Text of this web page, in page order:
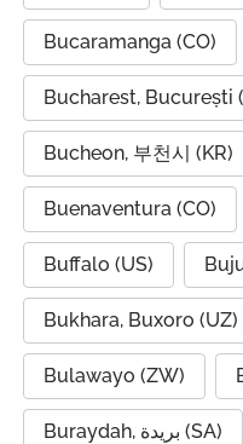
Bucaramanga (CO)
Bucharest, București
Bucheon, 부천시 (KR)
Buenaventura (CO)
Buffalo (US)
Bukhara, Buxoro (UZ)
Bulawayo (ZW)
Buraydah, بريدة (SA)